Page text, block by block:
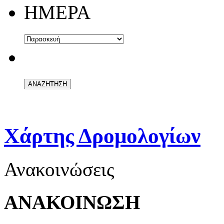
ΗΜΕΡΑ
Χάρτης Δρομολογίων
Ανακοινώσεις
ΑΝΑΚΟΙΝΩΣΗ